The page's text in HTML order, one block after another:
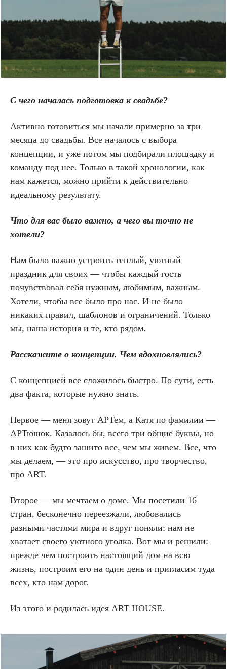
С чего началась подготовка к свадьбе?
Активно готовиться мы начали примерно за три
месяца до свадьбы. Все началось с выбора
концепции, и уже потом мы подбирали площадку и
команду под нее. Только в такой хронологии, как
нам кажется, можно прийти к действительно
идеальному результату.
Что для вас было важно, а чего вы точно не
хотели?
Нам было важно устроить теплый, уютный
праздник для своих — чтобы каждый гость
почувствовал себя нужным, любимым, важным.
Хотели, чтобы все было про нас. И не было
никаких правил, шаблонов и ограничений. Только
мы, наша история и те, кто рядом.
Расскажите о концепции. Чем вдохновлялись?
С концепцией все сложилось быстро. По сути, есть
два факта, которые нужно знать.
Первое — меня зовут АРТем, а Катя по фамилии —
АРТюшок. Казалось бы, всего три общие буквы, но
в них как будто зашито все, чем мы живем. Все, что
мы делаем, — это про искусство, про творчество,
про ART.
Второе — мы мечтаем о доме. Мы посетили 16
стран, бесконечно переезжали, любовались
разными частями мира и вдруг поняли: нам не
хватает своего уютного уголка. Вот мы и решили:
прежде чем построить настоящий дом на всю
жизнь, построим его на один день и пригласим туда
всех, кто нам дорог.
Из этого и родилась идея ART HOUSE.